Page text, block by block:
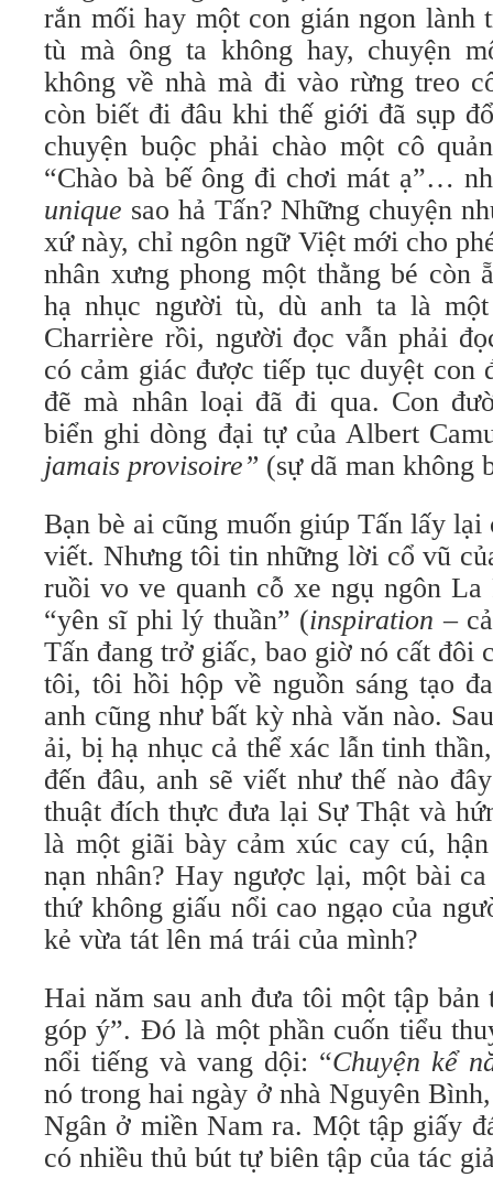
rắn mối hay một con gián ngon lành
tù mà ông ta không hay, chuyện
không về nhà mà đi vào rừng treo
còn biết đi đâu khi thế giới đã sụp
chuyện buộc phải chào một cô
“Chào bà bế ông đi chơi mát ạ”…
unique sao hả Tấn? Những chuyện
xứ này, chỉ ngôn ngữ Việt mới cho
nhân xưng phong một thằng bé còn
hạ nhục người tù, dù anh ta là
Charrière rồi, người đọc vẫn phải
có cảm giác được tiếp tục duyệt con
đẽ mà nhân loại đã đi qua. Con
biển ghi dòng đại tự của Albert
jamais provisoire” (sự dã man không
Bạn bè ai cũng muốn giúp Tấn lấy lại
viết. Nhưng tôi tin những lời cổ vũ
ruồi vo ve quanh cỗ xe ngụ ngôn La
“yên sĩ phi lý thuần” (inspiration –
Tấn đang trở giấc, bao giờ nó cất đôi
tôi, tôi hồi hộp về nguồn sáng tạo
anh cũng như bất kỳ nhà văn nào.
ải, bị hạ nhục cả thể xác lẫn tinh
đến đâu, anh sẽ viết như thế nào
thuật đích thực đưa lại Sự Thật và
là một giãi bày cảm xúc cay cú,
nạn nhân? Hay ngược lại, một bài
thứ không giấu nổi cao ngạo của
kẻ vừa tát lên má trái của mình?
Hai năm sau anh đưa tôi một tập bản
góp ý”. Đó là một phần cuốn tiểu
nổi tiếng và vang dội: “Chuyện kể
nó trong hai ngày ở nhà Nguyên
Ngân ở miền Nam ra. Một tập giấy
có nhiều thủ bút tự biên tập của tác